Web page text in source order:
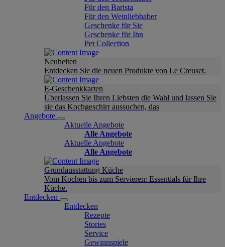
Für den Barista
Für den Weinliebhaber
Geschenke für Sie
Geschenke für Ihn
Pet Collection
Neuheiten
Entdecken Sie die neuen Produkte von Le Creuset.
E-Geschenkkarten
Überlassen Sie Ihren Liebsten die Wahl und lassen Sie
sie das Kochgeschirr aussuchen, das
Angebote
Aktuelle Angebote
Alle Angebote
Aktuelle Angebote
Alle Angebote
Grundausstattung Küche
Vom Kochen bis zum Servieren: Essentials für Ihre
Küche.
Entdecken
Entdecken
Rezepte
Stories
Service
Gewinnspiele